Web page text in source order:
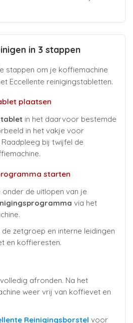
in 3 stappen
stappen om je koffiemachine
Eccellente reinigingstabletten.
plaatsen
in het daarvoor bestemde
in het vakje voor
bij twijfel de
starten
de uitlopen van je
via het
zetgroep en interne leidingen
en koffieresten.
afronden. Na het
weer vrij van koffievet en
Reinigingsborstel voor